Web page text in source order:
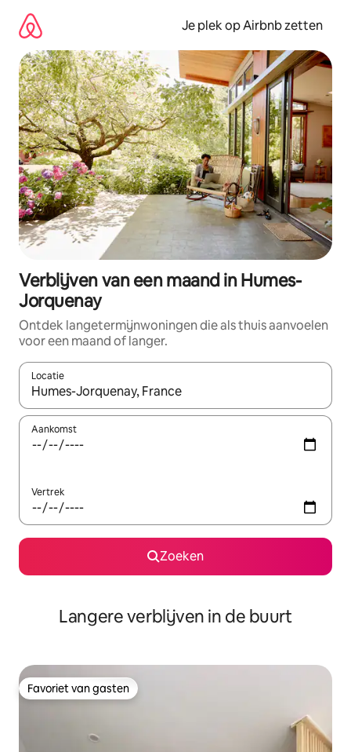
direct
naar
inhoud
Je plek op Airbnb zetten
Verblijven van een maand in Humes-
Jorquenay
Ontdek langetermijnwoningen die als thuis aanvoelen
voor een maand of langer.
Locatie
Wanneer er resultaten beschikbaar zijn, maak je een keuze
Aankomst
Vertrek
Zoeken
Langere verblijven in de buurt
Favoriet van gasten
Favoriet van gasten